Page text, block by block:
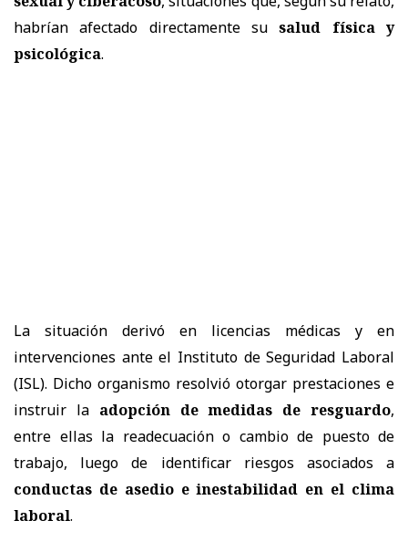
habrían afectado directamente susalud física y
psicológica.
La situación derivó en licencias médicas y en
intervenciones ante el Instituto de Seguridad Laboral
(ISL). Dicho organismo resolvió otorgar prestaciones e
instruir la adopción demedidas de resguardo,
entre ellas la readecuación o cambio de puesto de
trabajo, luego de identificar riesgos asociados a
conductas de asedio e inestabilidad en el clima
laboral.